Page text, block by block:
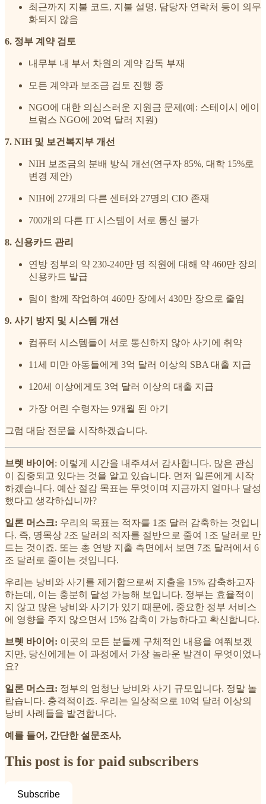
최근까지 지불 코드, 지불 설명, 담당자 연락처 등이 의무
화되지 않음
6. 정부 계약 검토
내무부 내 부서 차원의 계약 감독 부재
모든 계약과 보조금 검토 진행 중
NGO에 대한 의심스러운 지원금 문제(예: 스테이시 에이
브럼스 NGO에 20억 달러 지원)
7. NIH 및 보건복지부 개선
NIH 보조금의 분배 방식 개선(연구자 85%, 대학 15%로
변경 제안)
NIH에 27개의 다른 센터와 27명의 CIO 존재
700개의 다른 IT 시스템이 서로 통신 불가
8. 신용카드 관리
연방 정부의 약 230-240만 명 직원에 대해 약 460만 장의
신용카드 발급
팀이 함께 작업하여 460만 장에서 430만 장으로 줄임
9. 사기 방지 및 시스템 개선
컴퓨터 시스템들이 서로 통신하지 않아 사기에 취약
11세 미만 아동들에게 3억 달러 이상의 SBA 대출 지급
120세 이상에게도 3억 달러 이상의 대출 지급
가장 어린 수령자는 9개월 된 아기
그럼 대담 전문을 시작하겠습니다.
브렛 바이어 : 이렇게 시간을 내주셔서 감사합니다. 많은 관심
이 집중되고 있다는 것을 알고 있습니다. 먼저 일론에게 시작
하겠습니다. 예산 절감 목표는 무엇이며 지금까지 얼마나 달성
했다고 생각하십니까?
일론 머스크: 우리의 목표는 적자를 1조 달러 감축하는 것입니
다. 즉, 명목상 2조 달러의 적자를 절반으로 줄여 1조 달러로 만
드는 것이죠. 또는 총 연방 지출 측면에서 보면 7조 달러에서 6
조 달러로 줄이는 것입니다.
우리는 낭비와 사기를 제거함으로써 지출을 15% 감축하고자
하는데, 이는 충분히 달성 가능해 보입니다. 정부는 효율적이
지 않고 많은 낭비와 사기가 있기 때문에, 중요한 정부 서비스
에 영향을 주지 않으면서 15% 감축이 가능하다고 확신합니다.
브렛 바이어: 이곳의 모든 분들께 구체적인 내용을 여쭤보겠
지만, 당신에게는 이 과정에서 가장 놀라운 발견이 무엇이었나
요?
일론 머스크: 정부의 엄청난 낭비와 사기 규모입니다. 정말 놀
랍습니다. 충격적이죠. 우리는 일상적으로 10억 달러 이상의
낭비 사례들을 발견합니다.
예를 들어, 간단한 설문조사,
This post is for paid subscribers
Subscribe